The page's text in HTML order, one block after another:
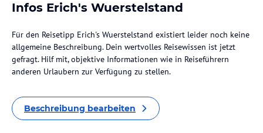
Infos Erich's Wuerstelstand
Für den Reisetipp Erich's Wuerstelstand existiert leider noch keine
allgemeine Beschreibung. Dein wertvolles Reisewissen ist jetzt
gefragt. Hilf mit, objektive Informationen wie in Reiseführern
anderen Urlaubern zur Verfügung zu stellen.
Beschreibung bearbeiten